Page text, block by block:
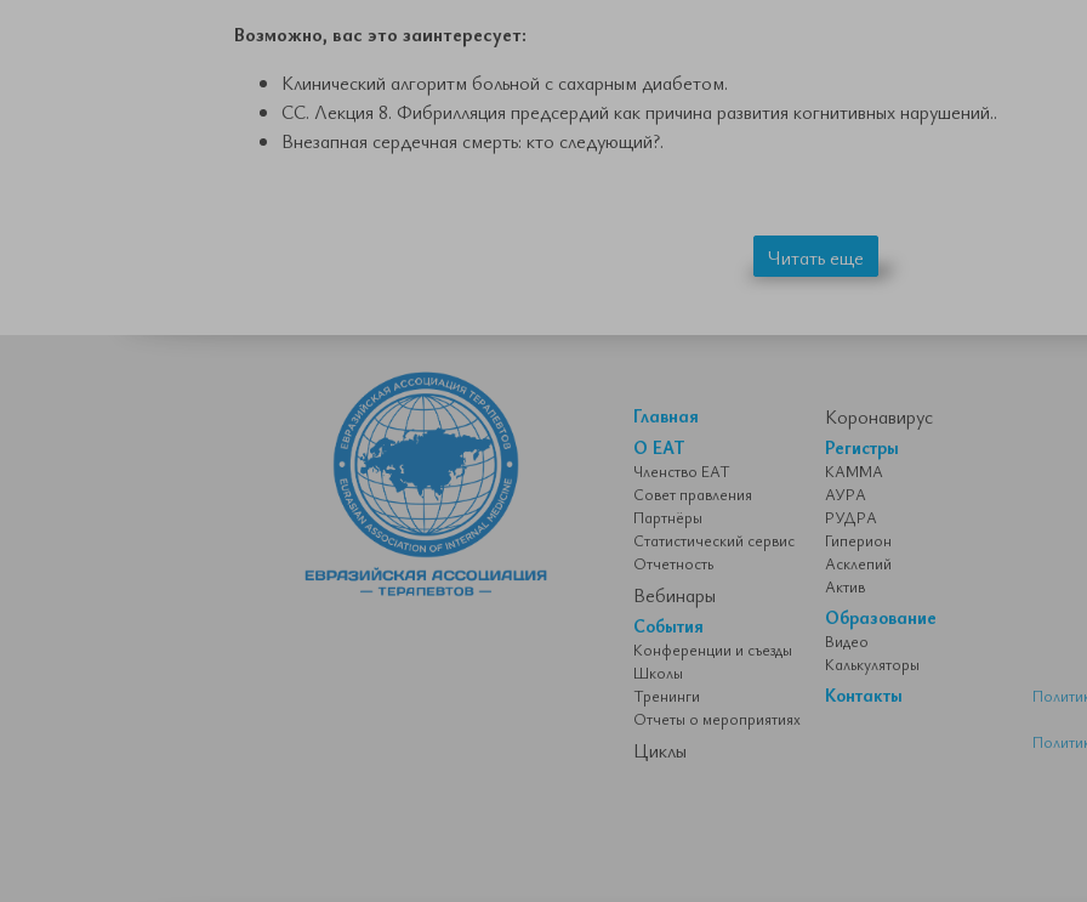
Возможно, вас это заинтересует:
Клинический алгоритм больной с сахарным диабетом.
СС. Лекция 8. Фибрилляция предсердий как причина развития когнитивных нарушений..
Внезапная сердечная смерть: кто следующий?.
Читать еще
Главная
О ЕАТ
Членство ЕАТ
Совет правления
Партнёры
Статистический сервис
Отчетность
Вебинары
События
Конференции и съезды
Школы
Тренинги
Отчеты о мероприятиях
Циклы
Коронавирус
Регистры
КАММА
АУРА
РУДРА
Гиперион
Асклепий
Актив
Образование
Видео
Калькуляторы
Контакты